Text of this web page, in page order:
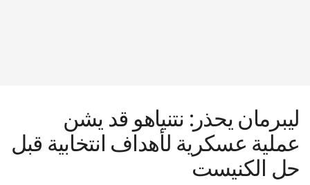
ليبرمان يحذر: نتنياهو قد يشن
عملية عسكرية لأهداف انتخابية قبل
حل الكنيست